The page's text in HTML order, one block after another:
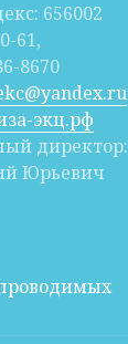
656002
61,
8670
экц.рф
директор:
Юрьевич